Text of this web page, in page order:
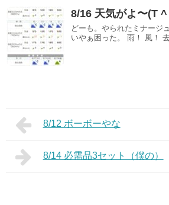
8/16 天気がよ〜(T ^
どーも。やられたミナージ
いやぁ困った。 雨！ 風！
8/12 ボーボーやな
8/14 必需品3セット（僕の）